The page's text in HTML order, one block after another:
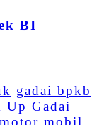
BI
gadai bpkb
Up Gadai
mobil